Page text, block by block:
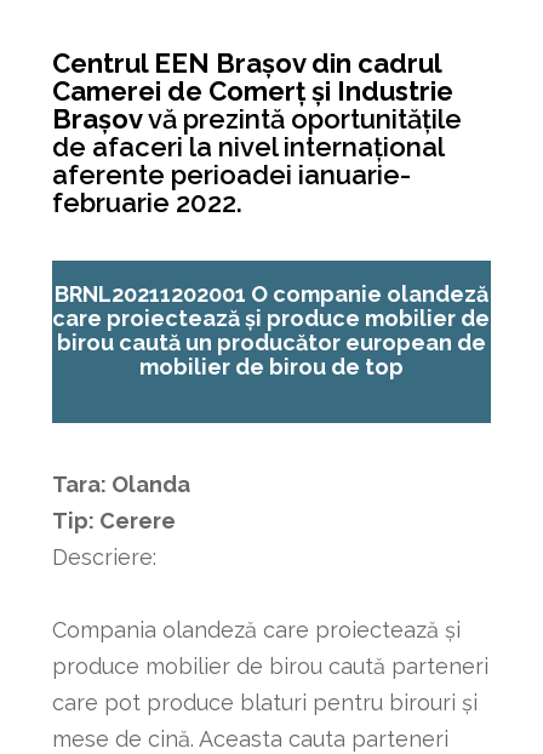
Centrul EEN Brașov din cadrul
Camerei de Comerț și Industrie
Brașovvă prezintă oportunitățile
de afaceri la nivel internațional
aferente perioadei ianuarie-
februarie 2022.
BRNL20211202001 O companie olandeză
care proiectează și produce mobilier de
birou caută un producător european de
mobilier de birou de top
Tara: Olanda
Tip: Cerere
Descriere:
Compania olandeză care proiectează și
produce mobilier de birou caută parteneri
care pot produce blaturi pentru birouri și
mese de cină. Aceasta cauta parteneri